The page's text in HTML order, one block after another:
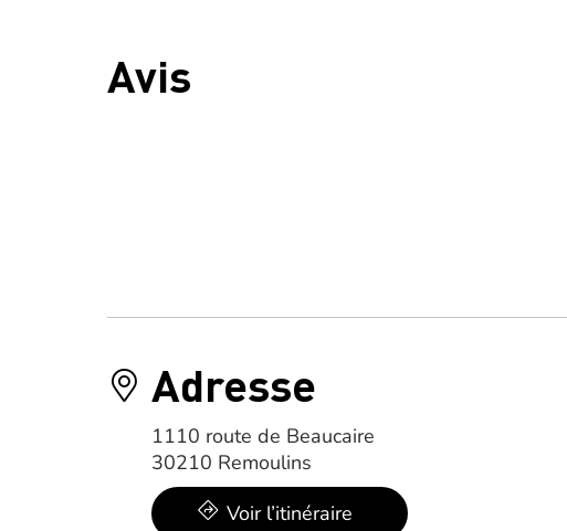
Avis
Adresse
1110 route de Beaucaire
30210 Remoulins
Voir l’itinéraire